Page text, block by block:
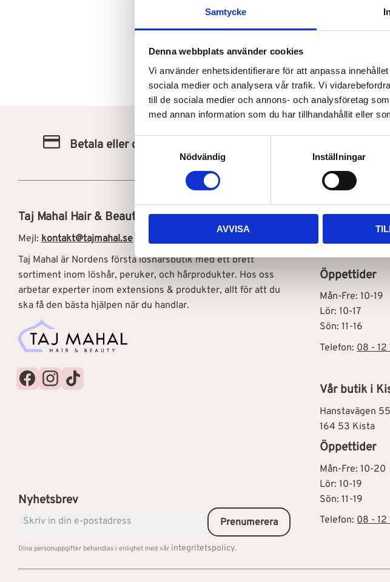
Samtycke
Denna webbplats använder cookies
Vi använder enhetsidentifierare för att anpassa
sociala medier och analysera vår trafik. Vi
till de sociala medier och annons- och analysföretag
med annan information som du har tillhandahållit eller
S
c
s
v
a
l
Nödvändig Inställningar
AVVISA
Betala eller delbetala med Svea
Taj Mahal Hair & Beauty AB
Mejl: kontakt@tajmahal.se
Taj Mahal är Nordens första löshårsbutik med ett brett
sortiment inom löshår, peruker, och hårprodukter. Hos oss
arbetar experter inom extensions & produkter, allt för att du
ska få den bästa hjälpen när du handlar.
Vår butik i
Drottninggatan
111 60
Öppettider
Mån-Fre: 10-19
Lör: 10-17
Sön: 11-16
Telefon: 08 - 12
Vår butik i
Hanstavägen
164 53 Kista
Öppettider
Mån-Fre: 10-20
Lör: 10-19
Sön: 11-19
Telefon:08 - 12
Nyhetsbrev
Prenumerera
Dina personuppgifter behandlas i enlighet med vår integritetspolicy.